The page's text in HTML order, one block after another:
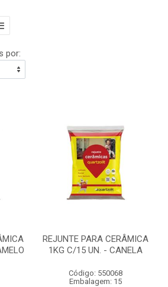
por:
REJUNTE PARA CERÂMICA
1KG C/15 UN. - CANELA
Código: 550068
Embalagem: 15